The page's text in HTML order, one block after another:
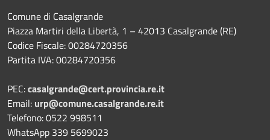
Comune di Casalgrande
Piazza Martiri della Libertà, 1 – 42013 Casalgrande (RE)
Codice Fiscale: 00284720356
Partita IVA: 00284720356
PEC:casalgrande@cert.provincia.re.it
Email: urp@comune.casalgrande.re.it
Telefono: 0522 998511
WhatsApp 339 5699023